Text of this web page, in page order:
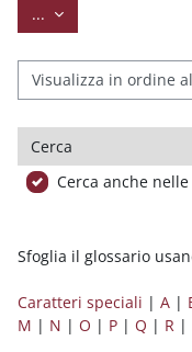
... Esporta voci
Sfoglia il glossario
Cerca
Cerca anche
Sfoglia il glossario
Caratteri speciali | A |
M | N | O | P | Q | R |